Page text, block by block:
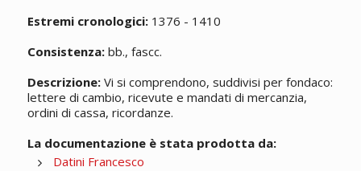
Estremi cronologici:1376 - 1410
Consistenza:bb., fascc.
Descrizione:Vi si comprendono, suddivisi per fondaco:
lettere di cambio, ricevute e mandati di mercanzia,
ordini di cassa, ricordanze.
La documentazione è stata prodotta da:
Datini Francesco